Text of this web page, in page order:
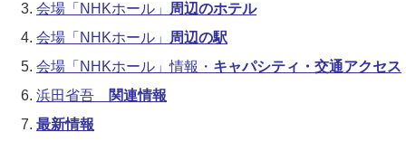
会場「NHKホール」
周辺のホテル
会場「NHKホール」
周辺の駅
会場「NHKホール」情報・ キャパシティ・交通アクセス
浜田省吾
関連情報
最新情報